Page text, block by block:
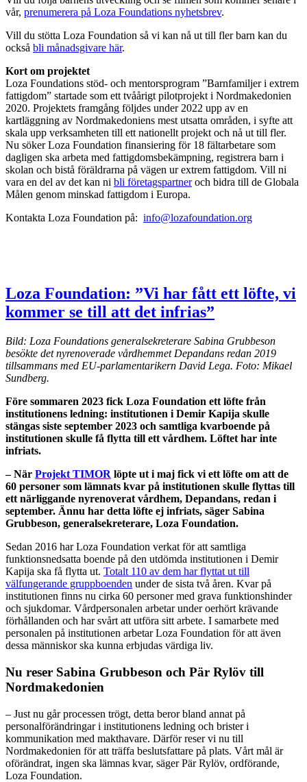
vår, prenumerera på Loza Foundations nyhetsbrev.
Vill du stötta Loza Foundation så vi kan nå ut till fler barn kan du
också bli månadsgivare här.
Kort om projektet
Loza Foundations stöd- och mentorsprogram ”Barnfamiljer i extrem
fattigdom” startade som ett tvåårigt pilotprojekt i Nordmakedonien
2020. Projektets framgång följdes under 2022 upp av en
kartläggning av Nordmakedoniens mest utsatta områden, i syfte att
skala upp verksamheten till ett nationellt projekt och nå ut till fler.
Nu söker Loza Foundation finansiering för 18 fältarbetare som
dagligen ska arbeta med fattigdomsbekämpning, registrera barn i
skolan och bistå föräldrarna på vägen ur extrem fattigdom. Vill ni
vara en del av det kan ni bli företagspartneroch bidra till de Globala
Målen genom minskad fattigdom i Europa.
Kontakta Loza Foundation på: info@lozafoundation.org
Loza Foundation: ”Vi har fått ett löfte, vi
kommer se till att det infrias”
Bild: Loza Foundations generalsekreterare Sabina Grubbeson
besökte det nyrenoverade vårdhemmet Depandans redan 2019
tillsammans med EU-parlamentarikern David Lega. Foto: Mikael
Sundberg.
Före sommaren 2023 fick Loza Foundation ett löfte från
institutionens ledning: institutionen i Demir Kapija skulle
stängas siste september 2023 och samtliga kvarboende på
institutionen skulle få flytta till ett vårdhem. Löftet har inte
infriats.
– När Projekt TIMOR löpte ut i maj fick vi ett löfte om att de
60 personer som lämnats kvar på institutionen skulle flyttas till
ett närliggande nyrenoverat vårdhem, Depandans, redan i
september. Ännu har detta löfte ej infriats, säger Sabina
Grubbeson, generalsekreterare, Loza Foundation.
Sedan 2016 har Loza Foundation verkat för att samtliga
funktionsnedsatta boende på den utdömda institutionen i Demir
Kapija ska få flytta ut. Totalt 110 av dem har flyttat ut till
välfungerande gruppboenden under de sista två åren. Kvar på
institutionen finns nu cirka 60 personer med grava funktionshinder
och sjukdomar. Vårdpersonalen arbetar under oerhört krävande
förhållanden och har svårt att utföra sitt arbete. I samarbete med
personalen på institutionen arbetar Loza Foundation för att även
dessa människor ska kunna erbjudas värdiga liv.
Nu reser Sabina Grubbeson och Pär Rylöv till
Nordmakedonien
– Just nu går processen trögt, detta beror bland annat på
personalförändringar i institutionens ledning och brister i
kommunikation med makthavare. Därför reser vi nu till
Nordmakedonien för att träffa beslutsfattare på plats. Vårt mål är
oförändrat, ingen ska lämnas kvar, säger Pär Rylöv, ordförande,
Loza Foundation.